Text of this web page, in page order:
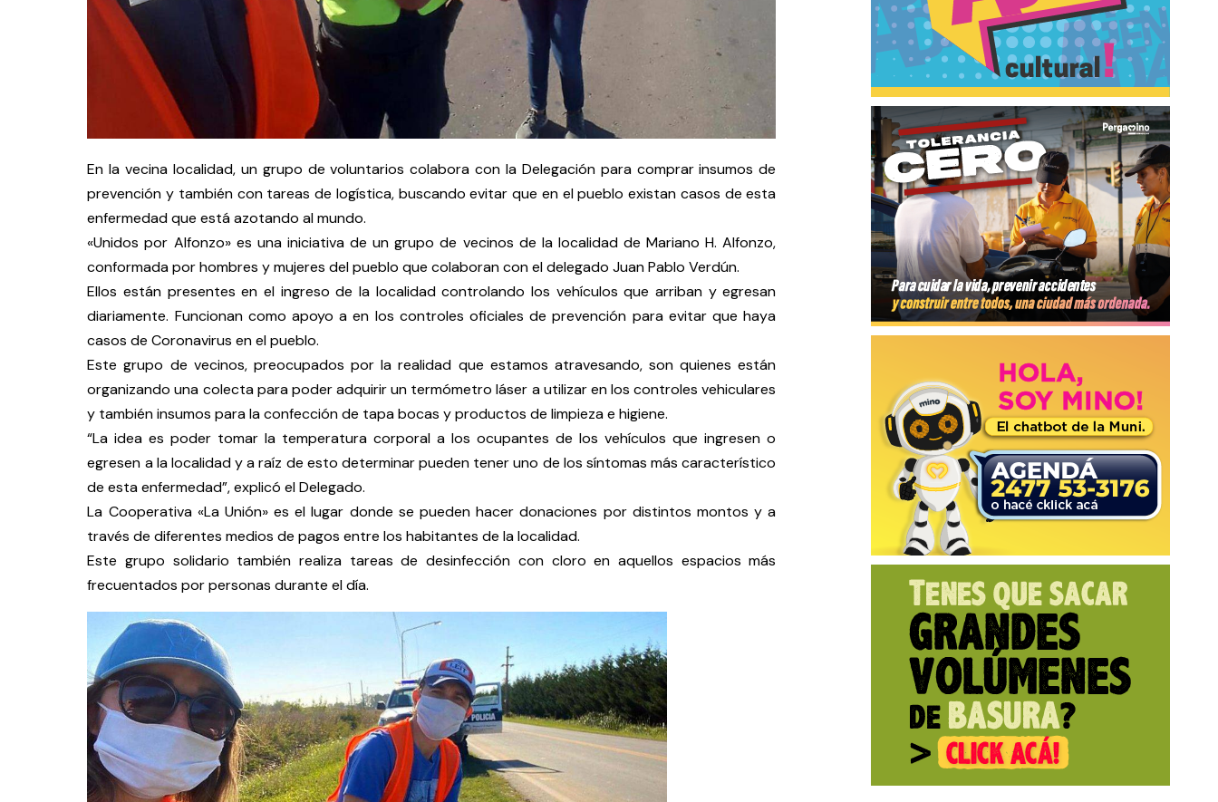
En la vecina localidad, un grupo de voluntarios colabora con la Delegación para comprar insumos de
prevención y también con tareas de logística, buscando evitar que en el pueblo existan casos de esta
enfermedad que está azotando al mundo.
«Unidos por Alfonzo» es una iniciativa de un grupo de vecinos de la localidad de Mariano H. Alfonzo,
conformada por hombres y mujeres del pueblo que colaboran con el delegado Juan Pablo Verdún.
Ellos están presentes en el ingreso de la localidad controlando los vehículos que arriban y egresan
diariamente. Funcionan como apoyo a en los controles oficiales de prevención para evitar que haya
casos de Coronavirus en el pueblo.
Este grupo de vecinos, preocupados por la realidad que estamos atravesando, son quienes están
organizando una colecta para poder adquirir un termómetro láser a utilizar en los controles vehiculares
y también insumos para la confección de tapa bocas y productos de limpieza e higiene.
“La idea es poder tomar la temperatura corporal a los ocupantes de los vehículos que ingresen o
egresen a la localidad y a raíz de esto determinar pueden tener uno de los síntomas más característico
de esta enfermedad”, explicó el Delegado.
La Cooperativa «La Unión» es el lugar donde se pueden hacer donaciones por distintos montos y a
través de diferentes medios de pagos entre los habitantes de la localidad.
Este grupo solidario también realiza tareas de desinfección con cloro en aquellos espacios más
frecuentados por personas durante el día.